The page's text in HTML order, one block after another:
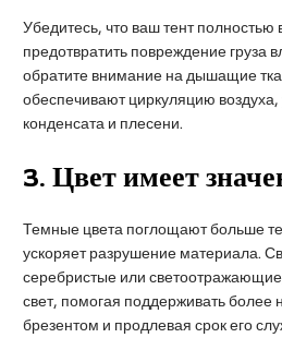
Убедитесь, что ваш тент
предотвратить повреждение груза
обратите внимание на дышащие
обеспечивают циркуляцию
конденсата и плесени.
3.Цвет имеет
Темные цвета поглощают больше
ускоряет разрушение материала.
серебристые или
свет, помогая поддерживать более
брезентом и продлевая срок его